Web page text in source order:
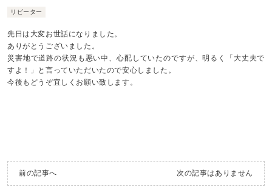
リピーター
先日は大変お世話になりました。
ありがとうございました。
災害地で道路の状況も悪い中、心配していたのですが、明るく「大丈夫で
すよ！」と言っていただいたので安心しました。
今後もどうぞ宜しくお願い致します。
前の記事へ 次の記事はありません